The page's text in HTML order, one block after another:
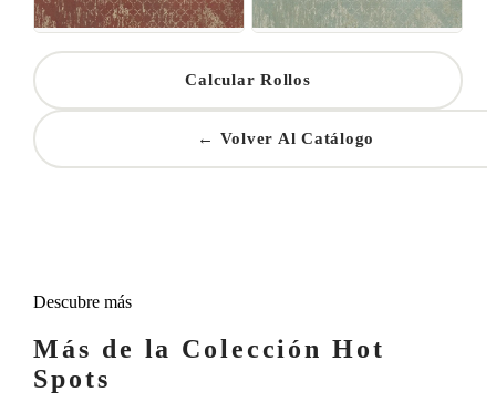
Calcular Rollos
← Volver Al Catálogo
Descubre más
Más de la Colección Hot
Spots